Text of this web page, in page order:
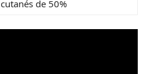
cutanés de 50%